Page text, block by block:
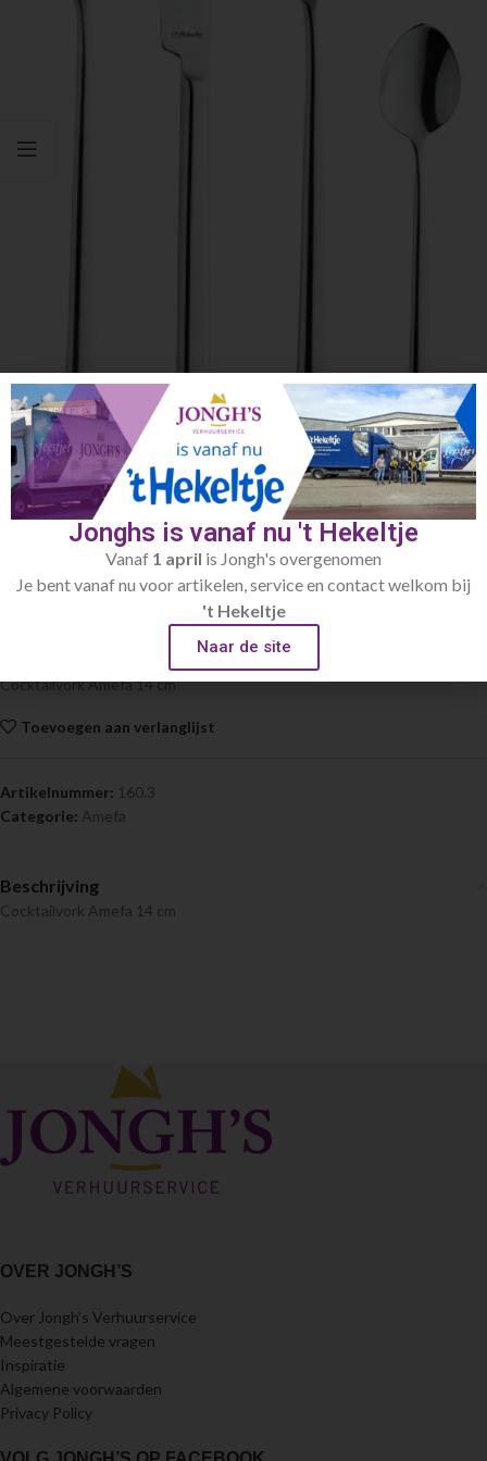
Click to enlarge
Amefa
Cocktailvork Amefa 14 cm
Cocktailvork Amefa 14 cm
Toevoegen aan verlanglijst
Artikelnummer: 160.3
Categorie: Amefa
Beschrijving
Cocktailvork Amefa 14 cm
OVER JONGH’S
Over Jongh’s Verhuurservice
Meestgestelde vragen
Inspiratie
Algemene voorwaarden
Privacy Policy
Jonghs is vanaf nu 't Hekeltje
Vanaf 1 april is Jongh's overgenomen
Je bent vanaf nu voor artikelen, service en contact welkom bij
't Hekeltje
Naar de site